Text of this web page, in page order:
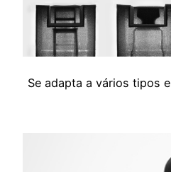
Se adapta a vários tipos